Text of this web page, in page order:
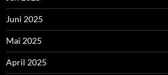
Juni 2025
Mai 2025
April 2025